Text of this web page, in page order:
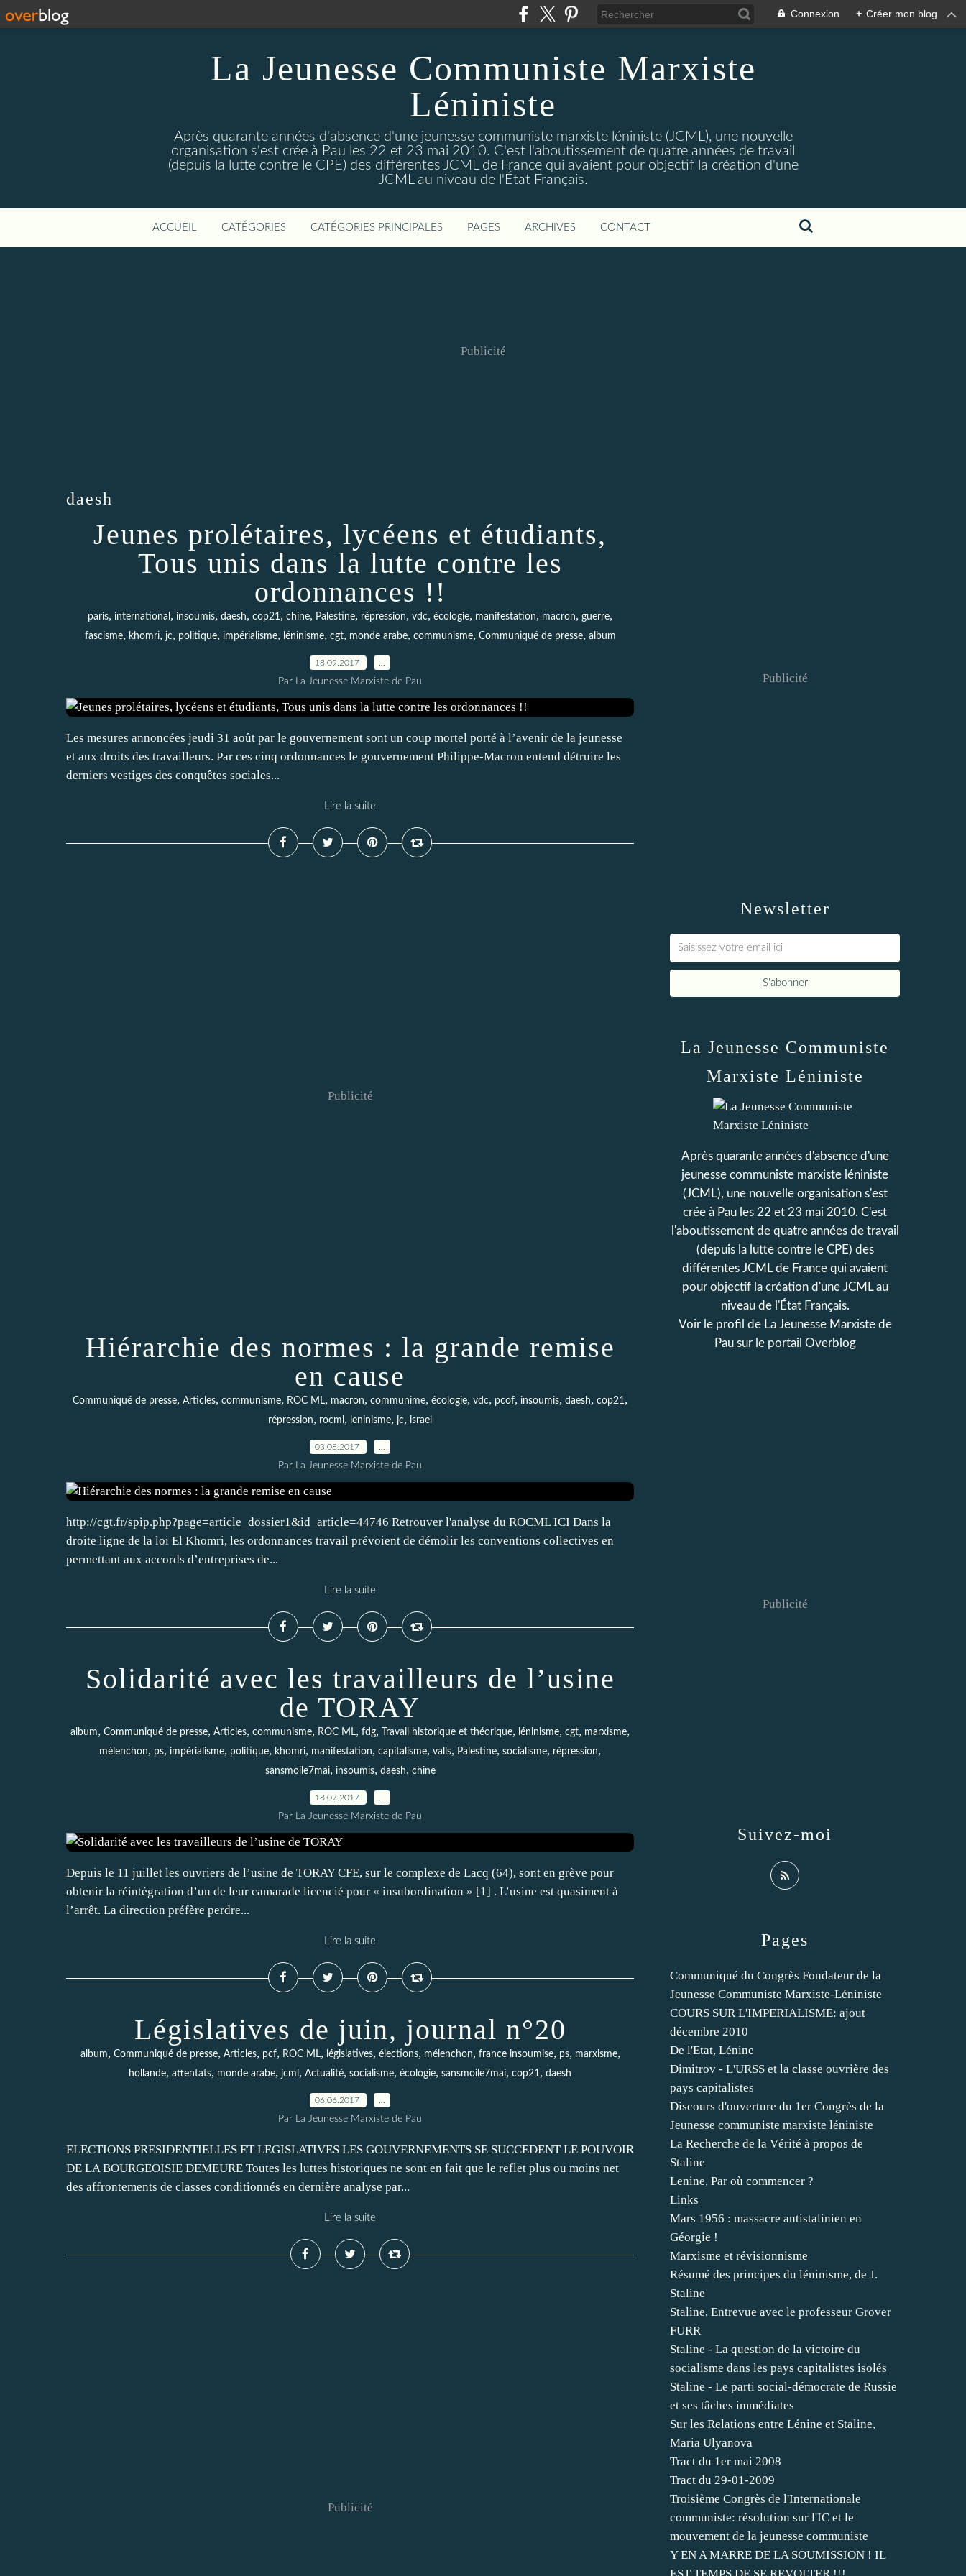
Connexion + Créer mon blog
La Jeunesse Communiste Marxiste
Léniniste
Après quarante années d'absence d'une jeunesse communiste marxiste léniniste (JCML), une nouvelle
organisation s'est crée à Pau les 22 et 23 mai 2010. C'est l'aboutissement de quatre années de travail
(depuis la lutte contre le CPE) des différentes JCML de France qui avaient pour objectif la création d'une
JCML au niveau de l'État Français.
ACCUEIL CATÉGORIES CATÉGORIES PRINCIPALES PAGES ARCHIVES CONTACT
Publicité
daesh
Jeunes prolétaires, lycéens et étudiants,
Tous unis dans la lutte contre les
ordonnances !!
paris, international , insoumis, daesh, cop21, chine, Palestine, répression, vdc, écologie, manifestation, macron, guerre,
fascisme, khomri, jc, politique, impérialisme, léninisme, cgt, monde arabe, communisme, Communiqué de presse, album
18.09.2017
Par La Jeunesse Marxiste de Pau
Les mesures annoncées jeudi 31 août par le gouvernement sont un coup mortel porté à l’avenir de la jeunesse
et aux droits des travailleurs. Par ces cinq ordonnances le gouvernement Philippe-Macron entend détruire les
derniers vestiges des conquêtes sociales...
Lire la suite
Publicité
Hiérarchie des normes : la grande remise
en cause
Communiqué de presse, Articles, communisme, ROC ML, macron, communime, écologie, vdc, pcof, insoumis, daesh, cop21,
répression, rocml , leninisme, jc, israel
03.08.2017
Par La Jeunesse Marxiste de Pau
http://cgt.fr/spip.php?page=article_dossier1&id_article=44746 Retrouver l'analyse du ROCML ICI Dans la
droite ligne de la loi El Khomri, les ordonnances travail prévoient de démolir les conventions collectives en
permettant aux accords d’entreprises de...
Lire la suite
Solidarité avec les travailleurs de l’usine
de TORAY
album, Communiqué de presse, Articles, communisme, ROC ML, fdg, Travail historique et théorique, léninisme, cgt, marxisme,
mélenchon, ps, impérialisme, politique, khomri, manifestation, capitalisme, valls, Palestine, socialisme, répression,
sansmoile7mai, insoumis, daesh, chine
18.07.2017
Par La Jeunesse Marxiste de Pau
Depuis le 11 juillet les ouvriers de l’usine de TORAY CFE, sur le complexe de Lacq (64), sont en grève pour
obtenir la réintégration d’un de leur camarade licencié pour « insubordination » [1] . L’usine est quasiment à
l’arrêt. La direction préfère perdre...
Lire la suite
Législatives de juin, journal n°20
album, Communiqué de presse, Articles, pcf, ROC ML, législatives, élections, mélenchon, france insoumise, ps, marxisme,
hollande, attentats, monde arabe, jcml , Actualité, socialisme, écologie, sansmoile7mai, cop21, daesh
06.06.2017
Par La Jeunesse Marxiste de Pau
ELECTIONS PRESIDENTIELLES ET LEGISLATIVES LES GOUVERNEMENTS SE SUCCEDENT LE POUVOIR
DE LA BOURGEOISIE DEMEURE Toutes les luttes historiques ne sont en fait que le reflet plus ou moins net
des affrontements de classes conditionnés en dernière analyse par...
Lire la suite
Publicité
Newsletter
Publicité
Pages
Communiqué du Congrès Fondateur de la
Jeunesse Communiste Marxiste-Léniniste
COURS SUR L'IMPERIALISME: ajout
décembre 2010
De l'Etat, Lénine
Dimitrov - L'URSS et la classe ouvrière des
pays capitalistes
Discours d'ouverture du 1er Congrès de la
Jeunesse communiste marxiste léniniste
La Recherche de la Vérité à propos de
Staline
Lenine, Par où commencer ?
Links
Mars 1956 : massacre antistalinien en
Géorgie !
Marxisme et révisionnisme
Résumé des principes du léninisme, de J.
Staline
Staline, Entrevue avec le professeur Grover
FURR
Staline - La question de la victoire du
socialisme dans les pays capitalistes isolés
Staline - Le parti social-démocrate de Russie
et ses tâches immédiates
Sur les Relations entre Lénine et Staline,
Maria Ulyanova
Tract du 1er mai 2008
Tract du 29-01-2009
Troisième Congrès de l'Internationale
communiste: résolution sur l'IC et le
mouvement de la jeunesse communiste
Y EN A MARRE DE LA SOUMISSION ! IL
La Jeunesse Communiste
Marxiste Léniniste
Après quarante années d'absence d'une
jeunesse communiste marxiste léniniste
(JCML), une nouvelle organisation s'est
crée à Pau les 22 et 23 mai 2010. C'est
l'aboutissement de quatre années de travail
(depuis la lutte contre le CPE) des
différentes JCML de France qui avaient
pour objectif la création d'une JCML au
niveau de l'État Français.
Voir le profil de La Jeunesse Marxiste de
Pausur le portail Overblog
Suivez-moi
Publicité